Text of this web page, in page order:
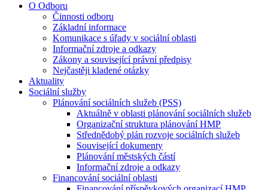
O Odboru
Činnosti odboru
Základní informace
Komunikace s úřady v sociální oblasti
Informační zdroje a odkazy
Zákony a související právní předpisy
Nejčastěji kladené otázky
Aktuality
Sociální služby
Plánování sociálních služeb (PSS)
Aktuálně v oblasti plánování sociálních služeb
Organizační struktura plánování HMP
Střednědobý plán rozvoje sociálních služeb
Související dokumenty
Plánování městských částí
Informační zdroje a odkazy
Financování sociální oblasti